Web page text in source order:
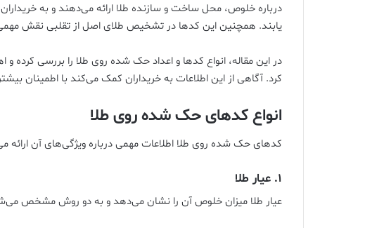
درباره خلوص، محل ساخت و سازنده طلا ارائه می‌دهند و به
یابند. همچنین این کدها در تشخیص طلای اصل از تقلبی نقش
در این مقاله، انواع کدها و اعداد حک شده روی طلا را بررسی
کرد. آگاهی از این اطلاعات به خریداران کمک می‌کند با اطمینان
انواع کدهای حک شده روی طلا
کدهای حک شده روی طلا اطلاعات مهمی درباره ویژگی‌های آن ارائه
1. عیار طلا
عیار طلا میزان خلوص آن را نشان می‌دهد و به دو روش مشخص